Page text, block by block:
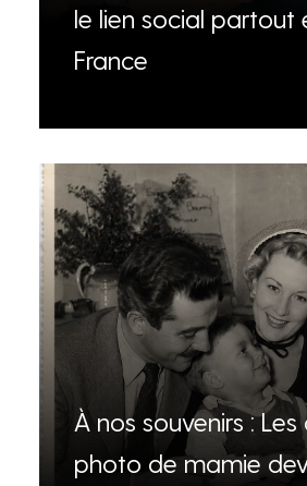
le lien social partout
France
À nos souvenirs :
photo de mamie